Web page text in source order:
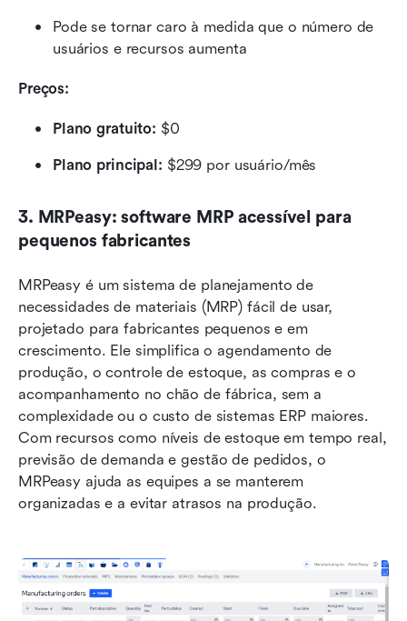
Pode se tornar caro à medida que o número de
usuários e recursos aumenta
Preços:
Plano gratuito: $0
Plano principal: $299 por usuário/mês
3. MRPeasy: software MRP acessível para
pequenos fabricantes
MRPeasy é um sistema de planejamento de
necessidades de materiais (MRP) fácil de usar,
projetado para fabricantes pequenos e em
crescimento. Ele simplifica o agendamento de
produção, o controle de estoque, as compras e o
acompanhamento no chão de fábrica, sem a
complexidade ou o custo de sistemas ERP maiores.
Com recursos como níveis de estoque em tempo real,
previsão de demanda e gestão de pedidos, o
MRPeasy ajuda as equipes a se manterem
organizadas e a evitar atrasos na produção.